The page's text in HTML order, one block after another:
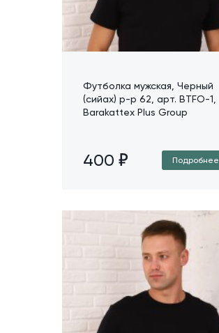
Футболка мужская, Черный
(сийах) р-р 62, арт. BTFO-1,
Barakattex Plus Group
400 Подробнее